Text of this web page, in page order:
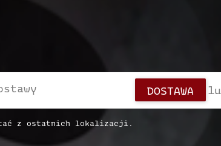
z ostatnich lokalizacji.